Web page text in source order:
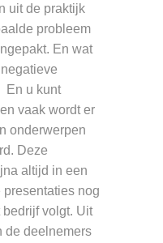
uit de praktijk
probleem
En wat
En u kunt
vaak wordt er
onderwerpen
Deze
altijd in een
presentaties nog
volgt. Uit
de deelnemers